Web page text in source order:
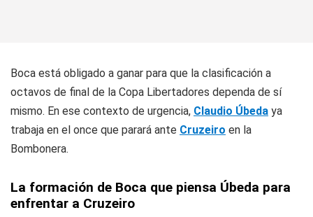
Boca está obligado a ganar para que la clasificación a
octavos de final de la Copa Libertadores dependa de sí
mismo. En ese contexto de urgencia, Claudio Úbeda ya
trabaja en el once que parará ante Cruzeiro en la
Bombonera.
La formación de Boca que piensa Úbeda para
enfrentar a Cruzeiro